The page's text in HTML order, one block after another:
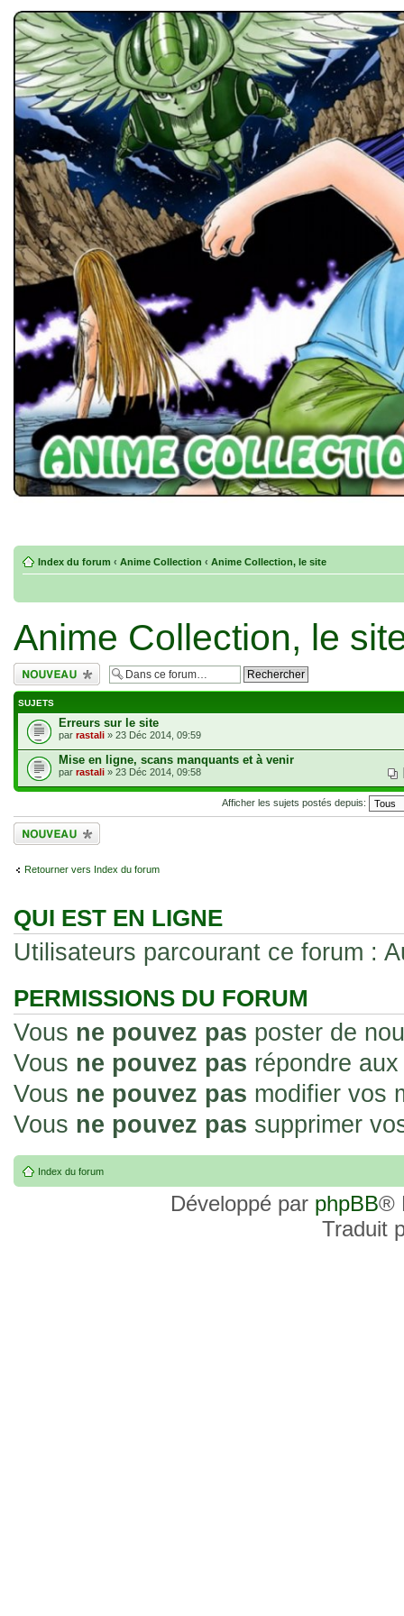
Index du forum ‹ Anime Collection ‹ Anime Collection, le site
Anime Collection, le
Écrire un nouveau
sujet
SUJETS
Erreurs sur le site
par rastali » 23 Déc 2014, 09:59
Mise en ligne, scans manquants et à venir
par rastali » 23 Déc 2014, 09:58
Afficher les sujets postés depuis:
Écrire un nouveau
sujet
Retourner vers Index du forum
QUI EST EN LIGNE
Utilisateurs parcourant ce forum :
PERMISSIONS DU FORUM
Vous ne pouvez pas poster de
Vous ne pouvez pas répondre
Vous ne pouvez pas modifier vos
Vous ne pouvez pas supprimer
Index du forum
Développé par phpBB®
Traduit